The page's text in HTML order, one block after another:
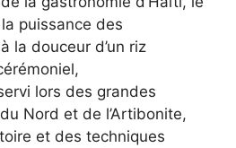
puissance des
la douceur d’un riz
lors des grandes
Nord et de l’Artibonite,
et des techniques